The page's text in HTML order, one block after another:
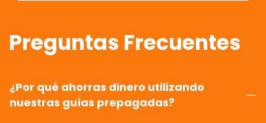
Preguntas Frecuentes
¿Por qué ahorras dinero utilizando
nuestras guías prepagadas?